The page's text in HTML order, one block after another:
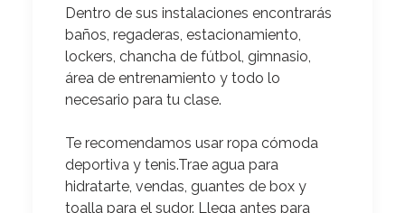
Dentro de sus instalaciones encontrarás
baños, regaderas, estacionamiento,
lockers, chancha de fútbol, gimnasio,
área de entrenamiento y todo lo
necesario para tu clase.
Te recomendamos usar ropa cómoda
deportiva y tenis.Trae agua para
hidratarte, vendas, guantes de box y
toalla para el sudor. Llega antes para